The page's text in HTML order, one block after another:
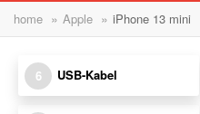
home » Apple » iPhone 13 mini
6 USB-Kabel